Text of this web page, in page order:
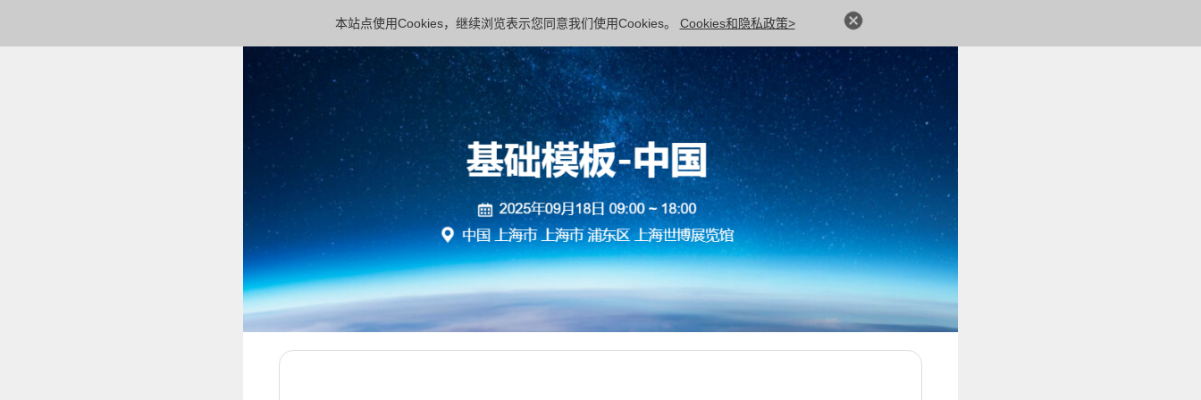
本站点使用Cookies，继续浏览表示您同意我们使用Cookies。 Cookies和隐私政策>